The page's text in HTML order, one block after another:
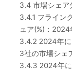
3.4 市場シェア
3.4.1 フライン
ェア(%)：2024
3.4.2 2024年
3社の市場シェ
3.4.3 2024年